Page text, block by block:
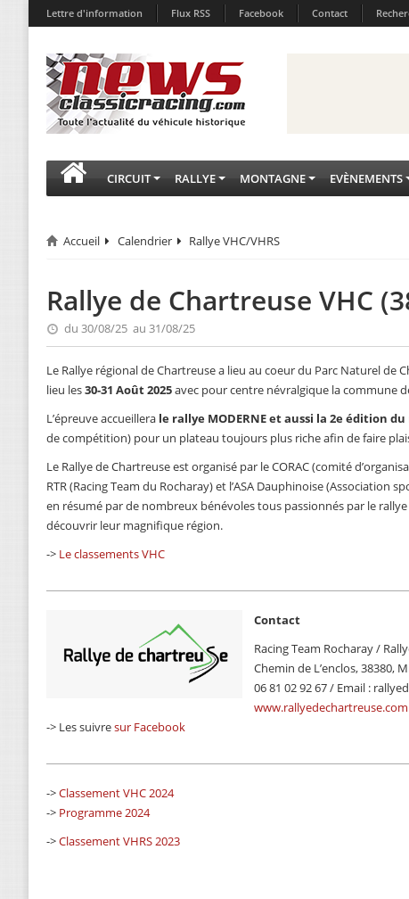
Lettre d'information Flux RSS Facebook Contact
CIRCUIT RALLYE MONTAGNE EVÈNEMENTS
Accueil Calendrier Rallye VHC/VHRS
Rallye de Chartreuse VHC
du 30/08/25 au 31/08/25
Le Rallye régional de Chartreuse a lieu au coeur du Parc Naturel de
lieu les30-31 Août 2025avec pour centre névralgique la commune
L’épreuve accueillera le rallye MODERNE et aussi la 2e édition du
de compétition) pour un plateau toujours plus riche afin de faire
Le Rallye de Chartreuse est organisé par le CORAC (comité
RTR (Racing Team du Rocharay) et l’ASA Dauphinoise (Association
en résumé par de nombreux bénévoles tous passionnés par le
découvrir leur magnifique région.
-> Le classements VHC
Contact
Racing Team Rocharay /
Chemin de L’enclos, 38380,
06 81 02 92 67 / Email :
www.rallyedechartreuse.com
-> Les suivresur Facebook
->Classement VHC 2024
-> Programme 2024
->Classement VHRS 2023